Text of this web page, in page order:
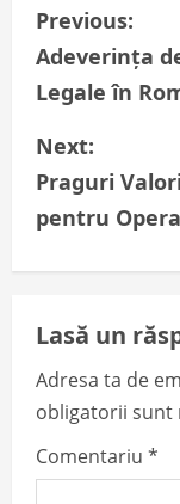
P
o
s
t
n
a
v
i
g
a
Previous:
Adeverința
Legale în
Next:
Praguri
pentru
Lasă un
Adresa ta de
obligatorii sunt
Comentariu *